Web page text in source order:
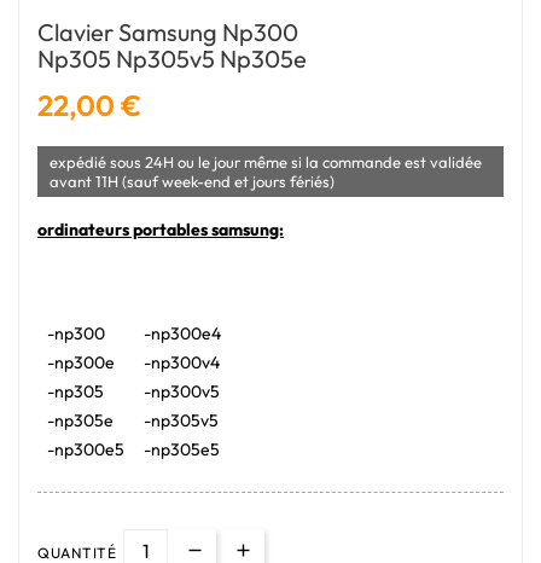
Clavier Samsung Np300
Np305 Np305v5 Np305e
22,00 €
expédié sous 24H ou le jour même si la commande est validée
avant 11H (sauf week-end et jours fériés)
ordinateurs portables samsung:
-np300
-np300e
-np305
-np305e
-np300e5
-np300e4
-np300v4
-np300v5
-np305v5
-np305e5
QUANTITÉ